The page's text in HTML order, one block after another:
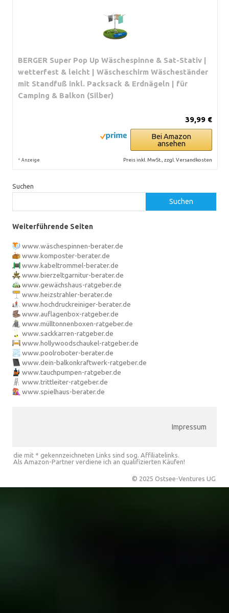
BERGER Super Pop Up Wäschespinne & Sat-Stativ |
wetterfest & leicht | Wäscheschirm Wäscheständer
mit Standfuß inkl. Packsack & Erdnägeln | für
Camping & Balkon (Silber)
39,99 €
Bei Amazon
ansehen
* Anzeige Preis inkl. MwSt., zzgl. Versandkosten
Suchen
Suchen
Weiterführende Seiten
www.wäschespinnen-berater.de
www.komposter-berater.de
www.kabeltrommel-berater.de
www.bierzeltgarnitur-berater.de
www.gewächshaus-ratgeber.de
www.heizstrahler-berater.de
www.hochdruckreiniger-berater.de
www.auflagenbox-ratgeber.de
www.mülltonnenboxen-ratgeber.de
www.sackkarren-ratgeber.de
www.hollywoodschaukel-ratgeber.de
www.poolroboter-berater.de
www.dein-balkonkraftwerk-ratgeber.de
www.tauchpumpen-ratgeber.de
www.trittleiter-ratgeber.de
www.spielhaus-berater.de
Impressum
die mit * gekennzeichneten Links sind sog. Affiliatelinks.
Als Amazon-Partner verdiene ich an qualifizierten Käufen!
© 2025 Ostsee-Ventures UG